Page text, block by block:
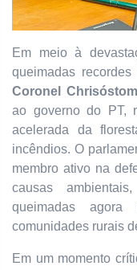
Em meio à
queimadas
Coronel
ao governo do PT,
acelerada da
incêndios. O
membro ativo na
causas
queimadas
comunidades rurais
Em um momento